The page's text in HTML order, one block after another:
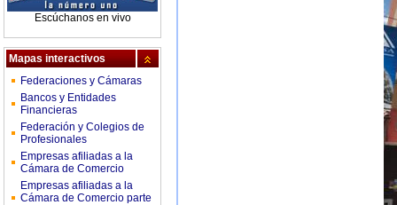
Escúchanos en vivo
Mapas interactivos
Federaciones y Cámaras
Bancos y Entidades
Financieras
Federación y Colegios de
Profesionales
Empresas afiliadas a la
Cámara de Comercio
Empresas afiliadas a la
Cámara de Comercio parte